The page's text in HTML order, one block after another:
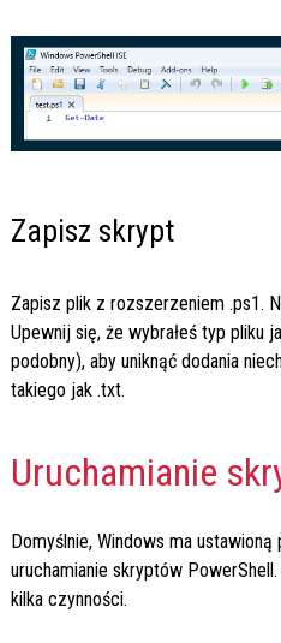
Zapisz skrypt
Zapisz plik z rozszerzeniem .ps1.
Upewnij się, że wybrałeś typ pliku
podobny), aby uniknąć dodania
takiego jak .txt.
Uruchamianie
Domyślnie, Windows ma
uruchamianie skryptów
kilka czynności.